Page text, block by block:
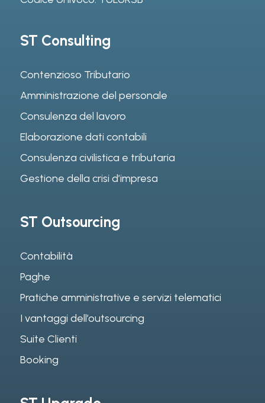
ST Consulting
Contenzioso Tributario
Amministrazione del personale
Consulenza del lavoro
Elaborazione dati contabili
Consulenza civilistica e tributaria
Gestione della crisi d’impresa
ST Outsourcing
Contabilità
Paghe
Pratiche amministrative e servizi telematici
I vantaggi dell’outsourcing
Suite Clienti
Booking